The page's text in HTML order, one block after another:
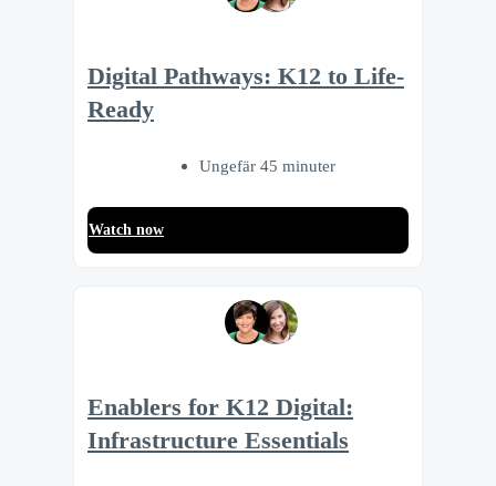
Digital Pathways: K12 to Life-
Ready
Ungefär 45 minuter
Watch now
Enablers for K12 Digital:
Infrastructure Essentials